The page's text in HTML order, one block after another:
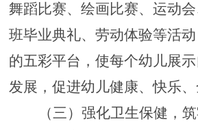
舞蹈比赛、绘画比赛、 运动会
班毕业典礼、 劳动体验等活
的五彩平台 ， 使每个幼儿展
发展 ，促进幼儿健康、快乐、
（三）强化卫生保健，